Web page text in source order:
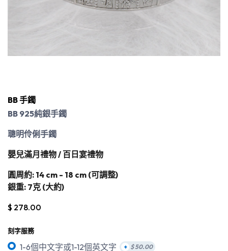
BB 手鐲
BB 925純銀手鐲
聰明伶俐手鐲
嬰兒滿月禮物/ 百日宴禮物
圓周約: 14 cm - 18 cm (可調整)
銀重: 7克 (大約)
$ 278.00
刻字服務
1-6個中文字或1-12個英文字 + $50.00